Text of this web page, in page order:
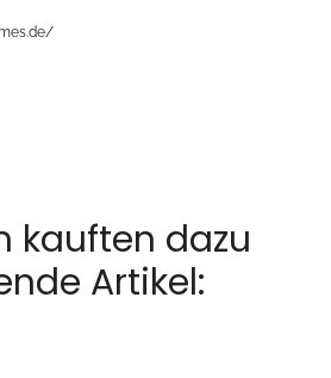
kauften dazu
Artikel: